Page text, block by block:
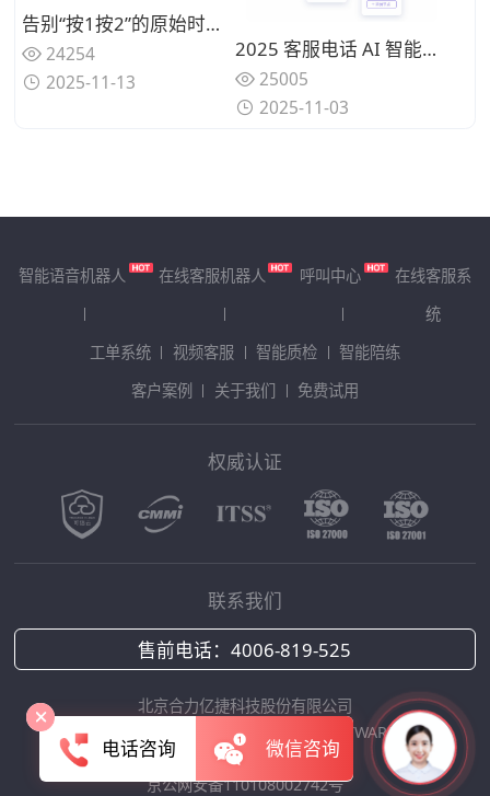
告别“按1按2”的原始时代：智能呼叫中心如何让高价值客户来电直接跳过排队，享受VIP级接入
24254
2025-11-13
2025 客服电话 AI 智能分流方案怎么选？高效选型权威指南
25005
2025-11-03
智能语音机器人 在线客服机器人 呼叫中心
在线客服系
统
工单系统
视频客服 智能质检
智能陪练
客户案例
关于我们 免费试用
权威认证
联系我们
售前电话：4006-819-525
北京合力亿捷科技股份有限公司
Copyright © 2025 HOLLYCRM SOFTWARE
京ICP备12042422号-1
京公网安备110108002742号
电话咨询 微信咨询